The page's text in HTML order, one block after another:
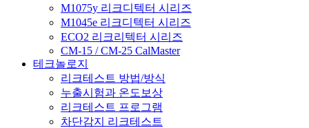
M1075y 리크디텍터 시리즈
M1045e 리크디텍터 시리즈
ECO2 리크리텍터 시리즈
CM-15 / CM-25 CalMaster
테크놀로지
리크테스트 방법/방식
누출시험과 온도보상
리크테스트 프로그램
차단감지 리크테스트